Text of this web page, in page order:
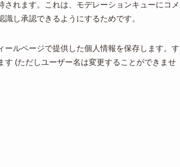
れます。これは、モデレーションキューにコメ
し承認できるようにするためです。
ルページで提供した個人情報を保存します。す
(ただしユーザー名は変更することができませ